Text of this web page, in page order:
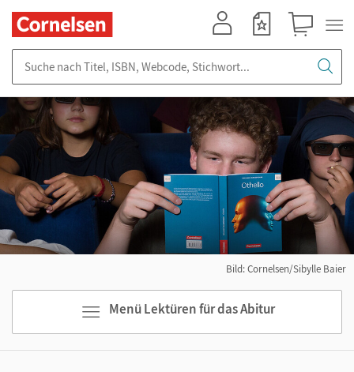
Menü Lektüren für das Abitur
Bild: Cornelsen/Sibylle Baier